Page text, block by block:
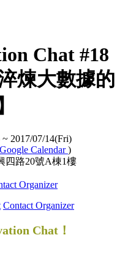
Chat #18
煉大數據的
~ 2017/07/14(Fri)
Google Calendar)
四路20號A棟1樓
Organizer
Contact Organizer
Chat！